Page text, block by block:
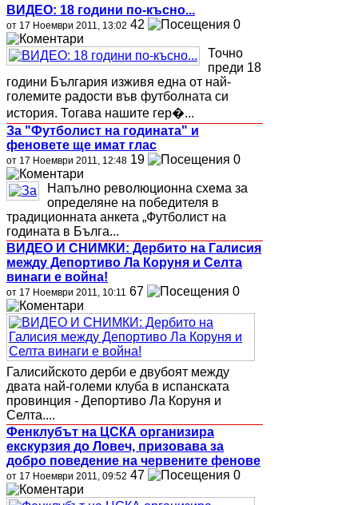
ВИДЕО: 18 години по-късно...
от 17 Ноември 2011, 13:02 42 0
Точно
преди 18
години България изживя една от най-
големите радости във футболната си
история. Тогава нашите гер�...
За "Футболист на годината" и
феновете ще имат глас
от 17 Ноември 2011, 12:48 19 0
Напълно революционна схема за
определяне на победителя в
традиционната анкета „Футболист на
годината в Бълга...
ВИДЕО И СНИМКИ: Дербито на Галисия
между Депортиво Ла Коруня и Селта
винаги е война!
от 17 Ноември 2011, 10:11 67 0
Галисийското дерби е двубоят между
двата най-големи клуба в испанската
провинция - Депортиво Ла Коруня и
Селта....
Фенклубът на ЦСКА организира
екскурзия до Ловеч, призовава за
добро поведение на червените фенове
от 17 Ноември 2011, 09:52 47 0